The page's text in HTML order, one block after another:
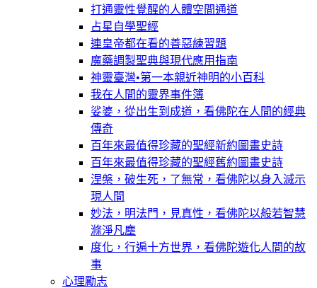
打通靈性覺醒的人體空間通道
占星自學聖經
連皇帝都在看的善惡練習題
魔藥調製聖典與現代應用指南
神靈臺灣•第一本親近神明的小百科
我在人間的靈界事件簿
娑婆，從出生到成道，看佛陀在人間的經典
傳奇
百年來最值得珍藏的聖經新約圖畫史詩
百年來最值得珍藏的聖經舊約圖畫史詩
涅槃，破生死，了無常，看佛陀以身入滅示
現人間
妙法，明法門，見真性，看佛陀以般若智慧
滌淨凡塵
度化，行遍十方世界，看佛陀遊化人間的故
事
心理勵志